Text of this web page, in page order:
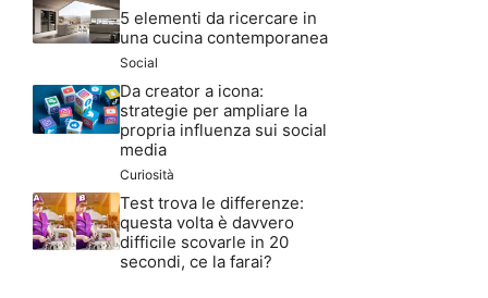
5 elementi da ricercare in
una cucina contemporanea
Social
Da creator a icona:
strategie per ampliare la
propria influenza sui social
media
Curiosità
Test trova le differenze:
questa volta è davvero
difficile scovarle in 20
secondi, ce la farai?